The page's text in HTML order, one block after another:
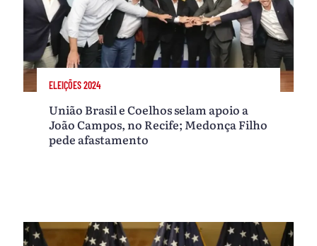
ELEIÇÕES 2024
União Brasil e Coelhos selam apoio a
João Campos, no Recife; Medonça Filho
pede afastamento